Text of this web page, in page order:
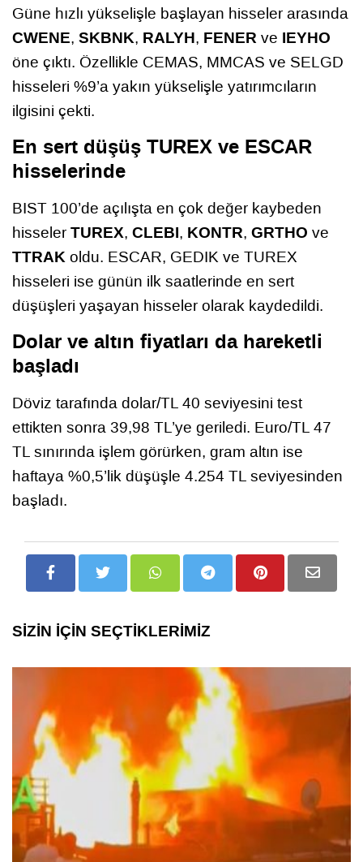
Güne hızlı yükselişle başlayan hisseler arasında
CWENE, SKBNK, RALYH, FENER ve IEYHO
öne çıktı. Özellikle CEMAS, MMCAS ve SELGD
hisseleri %9’a yakın yükselişle yatırımcıların
ilgisini çekti.
En sert düşüş TUREX ve ESCAR
hisselerinde
BIST 100’de açılışta en çok değer kaybeden
hisseler TUREX, CLEBI, KONTR, GRTHO ve
TTRAK oldu. ESCAR, GEDIK ve TUREX
hisseleri ise günün ilk saatlerinde en sert
düşüşleri yaşayan hisseler olarak kaydedildi.
Dolar ve altın fiyatları da hareketli
başladı
Döviz tarafında dolar/TL 40 seviyesini test
ettikten sonra 39,98 TL’ye geriledi. Euro/TL 47
TL sınırında işlem görürken, gram altın ise
haftaya %0,5’lik düşüşle 4.254 TL seviyesinden
başladı.
SİZİN İÇİN SEÇTİKLERİMİZ